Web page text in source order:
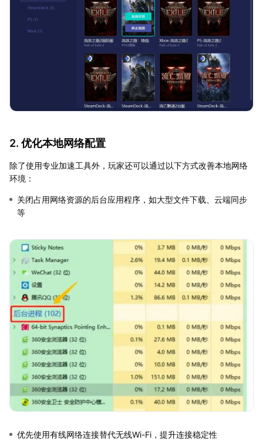
2. 优化本地网络配置
除了使用专业加速工具外，玩家还可以通过以下方式改善本地网络
环境：
关闭占用网络资源的后台应用程序，如大型文件下载、云端同步
等
优先使用有线网络连接替代无线Wi-Fi，提升连接稳定性